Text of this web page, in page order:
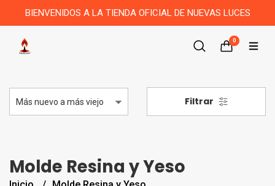
BIENVENIDOS A LA TIENDA OFICIAL DE NUEVAS LUCES
0
Filtrar
Molde Resina y Yeso